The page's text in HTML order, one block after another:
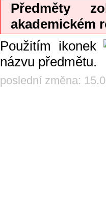
Předměty
akademickém
Použitím ikonek
názvu předmětu.
poslední změna: